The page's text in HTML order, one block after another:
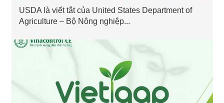
USDA là viết tắt của United States Department of
Agriculture – Bộ Nông nghiệp...